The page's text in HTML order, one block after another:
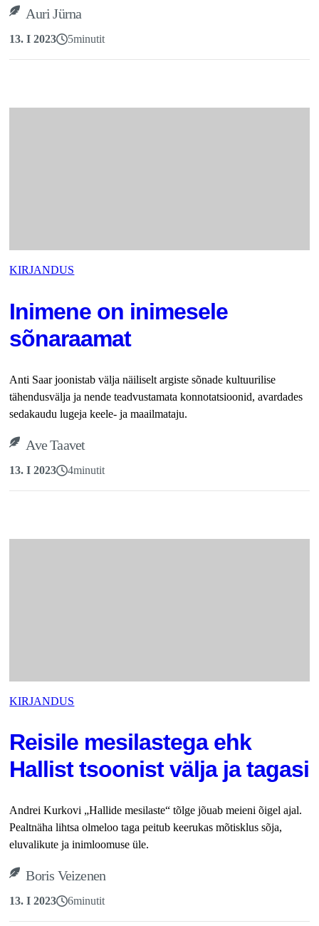
Auri Jürna
13. I 2023 5minutit
KIRJANDUS
Inimene on inimesele
sõnaraamat
Anti Saar joonistab välja näiliselt argiste sõnade kultuurilise
tähendusvälja ja nende teadvustamata konnotatsioonid, avardades
sedakaudu lugeja keele- ja maailmataju.
Ave Taavet
13. I 2023 4minutit
KIRJANDUS
Reisile mesilastega ehk
Hallist tsoonist välja ja tagasi
Andrei Kurkovi „Hallide mesilaste“ tõlge jõuab meieni õigel ajal.
Pealtnäha lihtsa olmeloo taga peitub keerukas mõtisklus sõja,
eluvalikute ja inimloomuse üle.
Boris Veizenen
13. I 2023 6minutit